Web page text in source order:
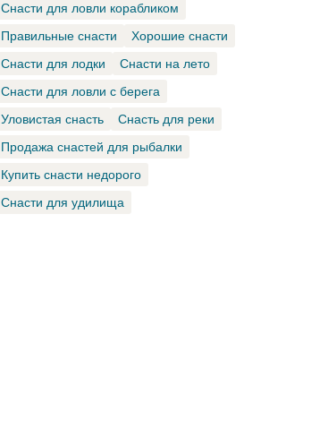
Снасти для ловли корабликом
Правильные снасти
Хорошие снасти
Снасти для лодки
Снасти на лето
Снасти для ловли с берега
Уловистая снасть
Снасть для реки
Продажа снастей для рыбалки
Купить снасти недорого
Снасти для удилища